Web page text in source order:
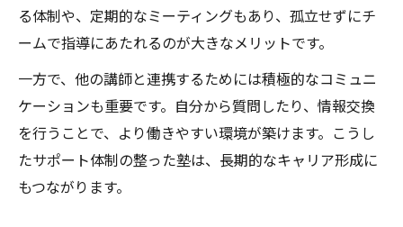
る体制や、定期的なミーティングもあり、孤立せずにチ
ームで指導にあたれるのが大きなメリットです。
一方で、他の講師と連携するためには積極的なコミュニ
ケーションも重要です。自分から質問したり、情報交換
を行うことで、より働きやすい環境が築けます。こうし
たサポート体制の整った塾は、長期的なキャリア形成に
もつながります。